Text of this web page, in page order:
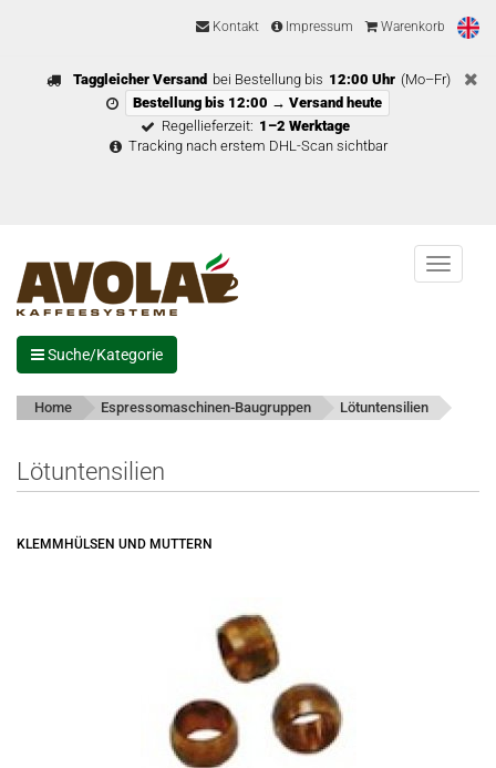
Kontakt Impressum Warenkorb
Taggleicher Versand bei Bestellung bis 12:00 Uhr (Mo–Fr)
Bestellung bis 12:00 → Versand heute
Regellieferzeit: 1–2 Werktage
Tracking nach erstem DHL-Scan sichtbar
Menu
Suche/Kategorie
Home Espressomaschinen-Baugruppen Lötuntensilien
Lötuntensilien
KLEMMHÜLSEN UND MUTTERN